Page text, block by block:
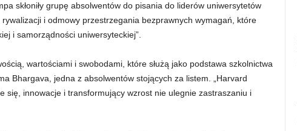
skłoniły grupę absolwentów do pisania do liderów uniwersytetów
i odmowy przestrzegania bezprawnych wymagań, które
i samorządności uniwersyteckiej”.
wartościami i swobodami, które służą jako podstawa szkolnictwa
Bhargava, jedna z absolwentów stojących za listem. „Harvard
się, innowacje i transformujący wzrost nie ulegnie zastraszaniu i